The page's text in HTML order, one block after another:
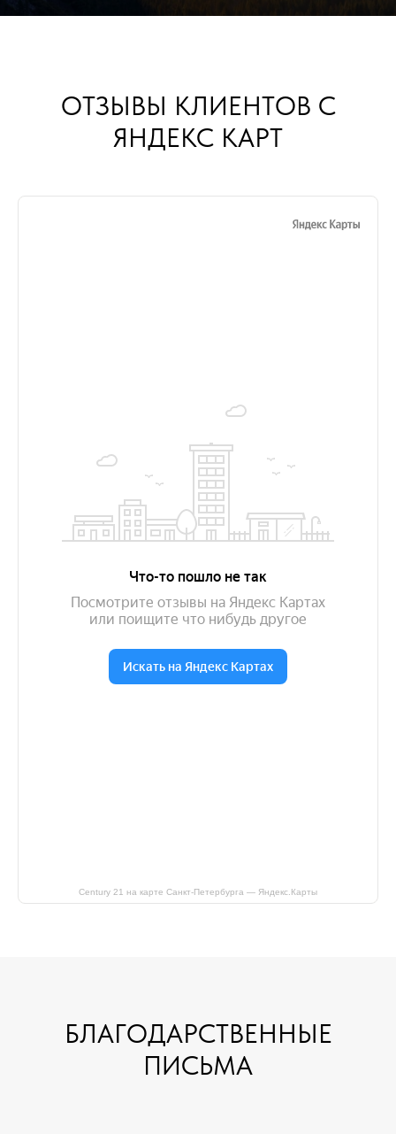
ОТЗЫВЫ КЛИЕНТОВ С
ЯНДЕКС КАРТ
Century 21 на карте Санкт-Петербурга — Яндекс.Карты
БЛАГОДАРСТВЕННЫЕ
ПИСЬМА